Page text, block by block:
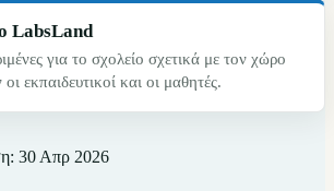
LabsLand
για το σχολείο σχετικά με τον χώρο
εκπαιδευτικοί και οι μαθητές.
30 Απρ 2026